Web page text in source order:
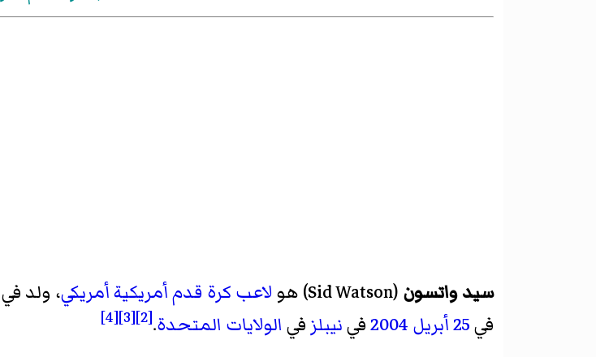
سيد واتسون (
Sid Watson)‏ هو لاعب كرة قدم أمريكيةأمريكي، ولد في
في25 أبريل 2004فينيبلز في الولايات المتحدة.
[2]
[3]
[4]